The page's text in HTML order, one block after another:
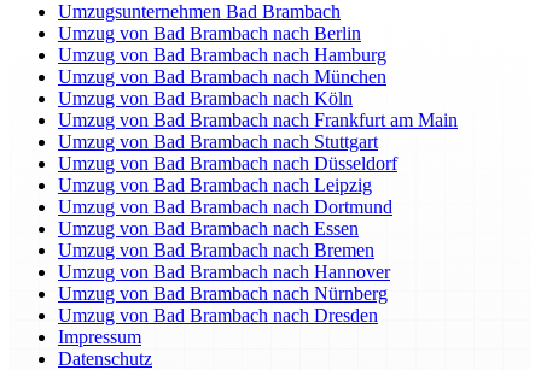
Umzugsunternehmen Bad Brambach
Umzug von Bad Brambach nach Berlin
Umzug von Bad Brambach nach Hamburg
Umzug von Bad Brambach nach München
Umzug von Bad Brambach nach Köln
Umzug von Bad Brambach nach Frankfurt am Main
Umzug von Bad Brambach nach Stuttgart
Umzug von Bad Brambach nach Düsseldorf
Umzug von Bad Brambach nach Leipzig
Umzug von Bad Brambach nach Dortmund
Umzug von Bad Brambach nach Essen
Umzug von Bad Brambach nach Bremen
Umzug von Bad Brambach nach Hannover
Umzug von Bad Brambach nach Nürnberg
Umzug von Bad Brambach nach Dresden
Impressum
Datenschutz